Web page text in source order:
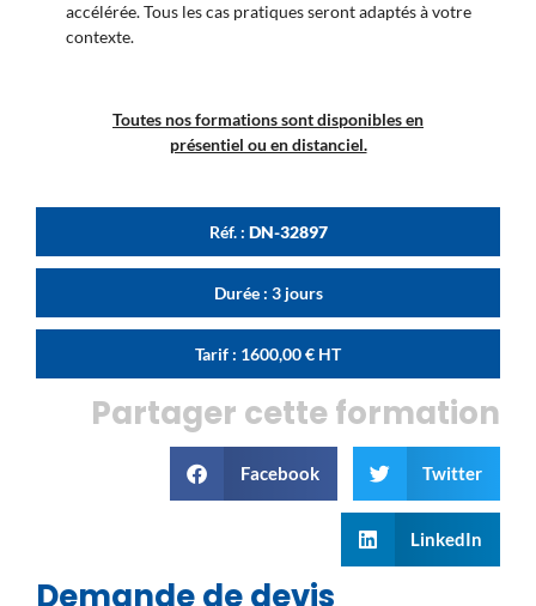
accélérée. Tous les cas pratiques seront adaptés à votre
contexte.
Toutes nos formations sont disponibles en
présentiel ou en distanciel.
Réf. : DN-32897
Durée : 3 jours
Tarif : 1600,00€ HT
Partager cette formation
Facebook Twitter
LinkedIn
Demande de devis